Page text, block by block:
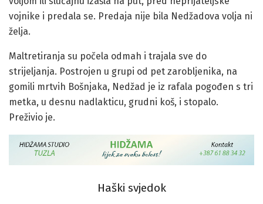
vojnike i predala se. Predaja nije bila Nedžadova volja ni
želja.
Maltretiranja su počela odmah i trajala sve do
strijeljanja. Postrojen u grupi od pet zarobljenika, na
gomili mrtvih Bošnjaka, Nedžad je iz rafala pogođen s tri
metka, u desnu nadlakticu, grudni koš, i stopalo.
Preživio je.
Haški svjedok